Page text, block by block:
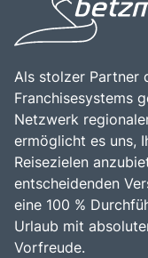
Gastfreundschaft
alle, die die
Landschaft
Als stolzer Partner
Franchisesystems
Netzwerk
ermöglicht es uns,
Reisezielen
entscheidenden
eine 100 %
Urlaub mit
Vorfreude.